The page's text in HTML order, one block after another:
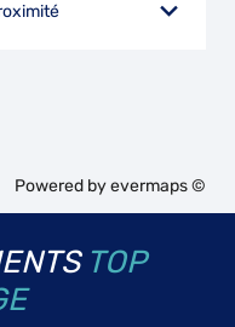
Powered byevermaps ©
TOP